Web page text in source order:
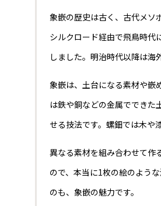
象嵌の歴史は古く、古代メソ
シルクロード経由で飛鳥時代
しました。明治時代以降は海
象嵌は、土台になる素材や嵌
は鉄や銅などの金属でできた
せる技法です。螺鈿では木や
異なる素材を組み合わせて作
ので、本当に1枚の絵のよう
のも、象嵌の魅力です。